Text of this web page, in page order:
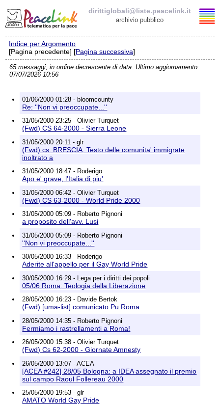
dirittiglobali@liste.peacelink.it
archivio pubblico
Elenco delle liste
dirittiglobali@liste.peacelink.it
Richieste di rimozione
Indice per Argomento
[Pagina precedente] [Pagina successiva]
65 messaggi, in ordine decrescente di data. Ultimo aggiornamento:
07/07/2026 10:56
01/06/2000 01:28 - bloomcounty
Re: ''Non vi preoccupate...''
31/05/2000 23:25 - Olivier Turquet
(Fwd) CS 64-2000 - Sierra Leone
31/05/2000 20:11 - glr
(Fwd) cs: BRESCIA: Testo delle comunita' immigrate
inoltrato a
31/05/2000 18:47 - Roderigo
Apo e' grave, l'Italia di piu'
31/05/2000 06:42 - Olivier Turquet
(Fwd) CS 63-2000 - World Pride 2000
31/05/2000 05:09 - Roberto Pignoni
a proposito dell'avv. Lusi
31/05/2000 05:09 - Roberto Pignoni
''Non vi preoccupate...''
30/05/2000 16:33 - Roderigo
Aderite all'appello per il Gay World Pride
30/05/2000 16:29 - Lega per i diritti dei popoli
05/06 Roma: Teologia della Liberazione
28/05/2000 16:23 - Davide Bertok
(Fwd) [uma-list] comunicato Pu Roma
28/05/2000 14:35 - Roberto Pignoni
Fermiamo i rastrellamenti a Roma!
26/05/2000 15:38 - Olivier Turquet
(Fwd) Cs 62-2000 - Giornate Amnesty
26/05/2000 13:07 - ACEA
[ACEA #242] 28/05 Bologna: a IDEA assegnato il premio
sul campo Raoul Follereau 2000
25/05/2000 19:53 - glr
AMATO World Gay Pride